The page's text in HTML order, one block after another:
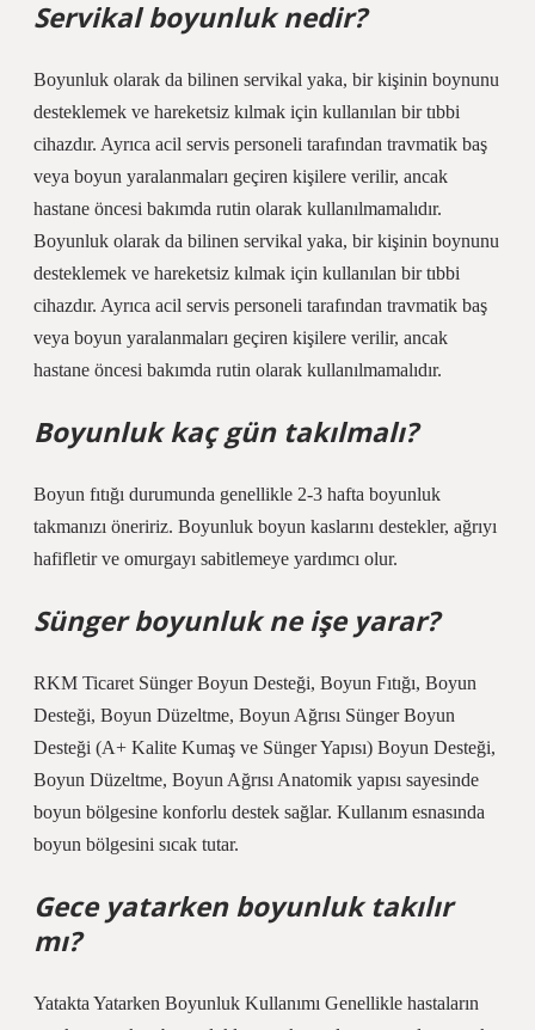
Servikal boyunluk nedir?
Boyunluk olarak da bilinen servikal yaka, bir kişinin boynunu
desteklemek ve hareketsiz kılmak için kullanılan bir tıbbi
cihazdır. Ayrıca acil servis personeli tarafından travmatik baş
veya boyun yaralanmaları geçiren kişilere verilir, ancak
hastane öncesi bakımda rutin olarak kullanılmamalıdır.
Boyunluk olarak da bilinen servikal yaka, bir kişinin boynunu
desteklemek ve hareketsiz kılmak için kullanılan bir tıbbi
cihazdır. Ayrıca acil servis personeli tarafından travmatik baş
veya boyun yaralanmaları geçiren kişilere verilir, ancak
hastane öncesi bakımda rutin olarak kullanılmamalıdır.
Boyunluk kaç gün takılmalı?
Boyun fıtığı durumunda genellikle 2-3 hafta boyunluk
takmanızı öneririz. Boyunluk boyun kaslarını destekler, ağrıyı
hafifletir ve omurgayı sabitlemeye yardımcı olur.
Sünger boyunluk ne işe yarar?
RKM Ticaret Sünger Boyun Desteği, Boyun Fıtığı, Boyun
Desteği, Boyun Düzeltme, Boyun Ağrısı Sünger Boyun
Desteği (A+ Kalite Kumaş ve Sünger Yapısı) Boyun Desteği,
Boyun Düzeltme, Boyun Ağrısı Anatomik yapısı sayesinde
boyun bölgesine konforlu destek sağlar. Kullanım esnasında
boyun bölgesini sıcak tutar.
Gece yatarken boyunluk takılır
mı?
Yatakta Yatarken Boyunluk Kullanımı Genellikle hastaların